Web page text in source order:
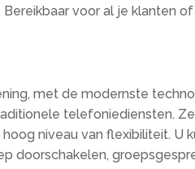
voor al je klanten
met de modernste
telefoniediensten.
niveau van flexibiliteit. U
doorschakelen,